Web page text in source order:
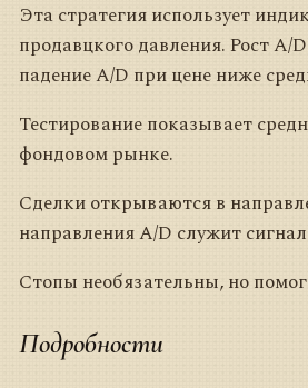
Эта стратегия использует
продавцкого давления. Рост A/
падение A/D при цене ниже
Тестирование показывает
фондовом рынке.
Сделки открываются в
направления A/D служит
Стопы необязательны, но
Подробности